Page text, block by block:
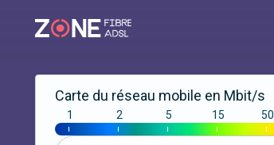
Carte du réseau mobile en Mbit/s
|
1
|
2
|
5
|
15
|
50